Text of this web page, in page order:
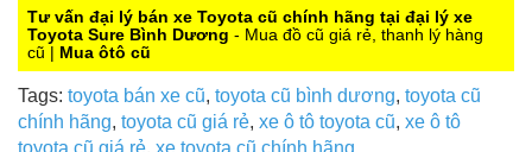
Tư vấn đại lý bán xe Toyota cũ chính hãng tại đại lý xe
Toyota Sure Bình Dương - Mua đồ cũ giá rẻ, thanh lý hàng
cũ | Mua ôtô cũ
Tags: toyota bán xe cũ, toyota cũ bình dương, toyota cũ
chính hãng, toyota cũ giá rẻ, xe ô tô toyota cũ, xe ô tô